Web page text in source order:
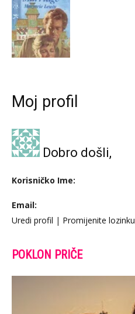
Moj profil
Dobro došli,
Korisničko Ime:
Email:
Uredi profil | Promijenite lozinku
POKLON PRIČE